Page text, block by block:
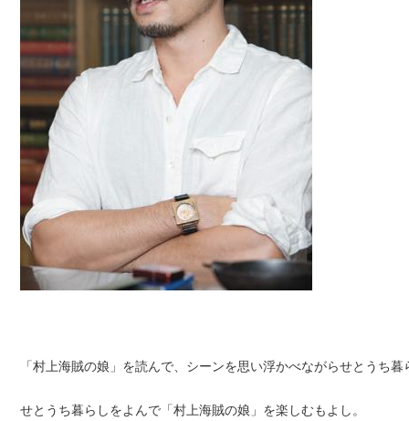
「村上海賊の娘」を読んで、シーンを思い浮かべながらせとうち
せとうち暮らしをよんで「村上海賊の娘」を楽しむもよし。